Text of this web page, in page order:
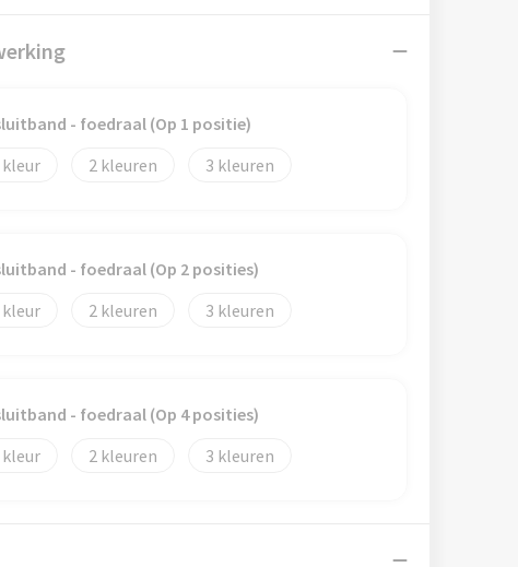
- foedraal (Op 1 positie)
2 3
- foedraal (Op 2 posities)
2 3
- foedraal (Op 4 posities)
2 3